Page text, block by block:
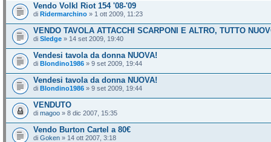
Vendo Volkl Riot 154 '08-'09
di Ridermarchino » 1 ott 2009, 11:23
VENDO TAVOLA ATTACCHI SCARPONI E ALTRO, TUTTO
di Sledge » 14 set 2009, 19:40
Vendesi tavola da donna NUOVA!
di Blondino1986 » 9 set 2009, 19:44
Vendesi tavola da donna NUOVA!
di Blondino1986 » 9 set 2009, 19:44
VENDUTO
di magoo » 8 dic 2007, 15:35
Vendo Burton Cartel a 80€
di Goken » 14 ott 2007, 3:18